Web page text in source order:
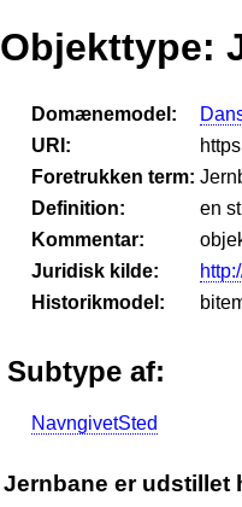
Objekttype:
Domænemodel:
URI:
Foretrukken term:
Definition:
en
Kommentar:
Juridisk kilde:
Historikmodel:
Subtype af:
NavngivetSted
Jernbane er udstillet